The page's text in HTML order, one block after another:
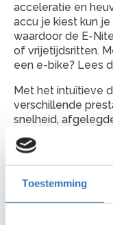
Toestemming
acceleratie en
accu je kiest kun
waardoor de E-
of vrijetijdsritten.
een e-bike? Lees
Met het intuïtieve
verschillende
snelheid,
batterij. De fiets van
met accessoires
zodat je je rit nog
Geniet